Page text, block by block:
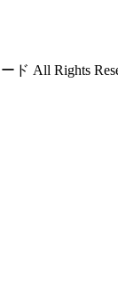
ド All Rights